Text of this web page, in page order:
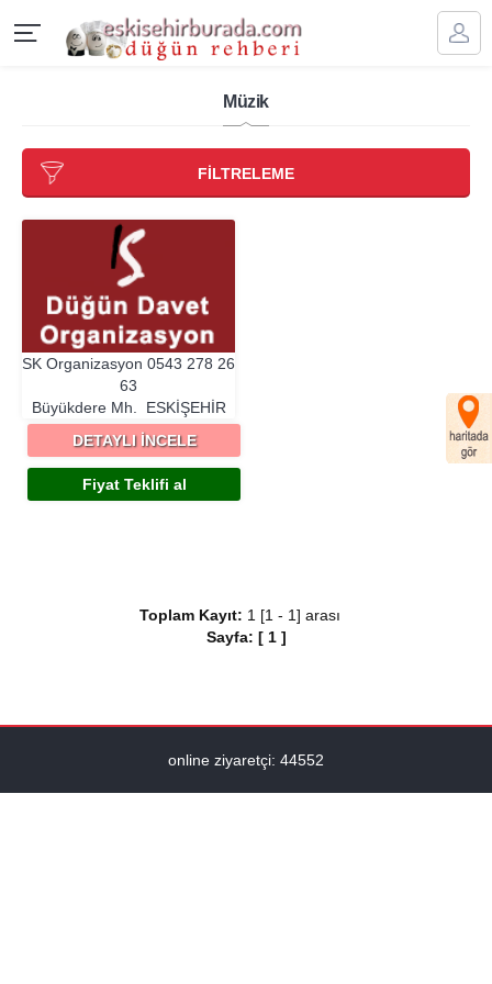
Müzik
FİLTRELEME
SK Organizasyon 0543 278 26
63
Büyükdere Mh. ESKIŞEHIR
DETAYLI İNCELE
Fiyat Teklifi al
Toplam Kayıt: 1 [1 - 1] arası
Sayfa: [ 1]
online ziyaretçi: 44552